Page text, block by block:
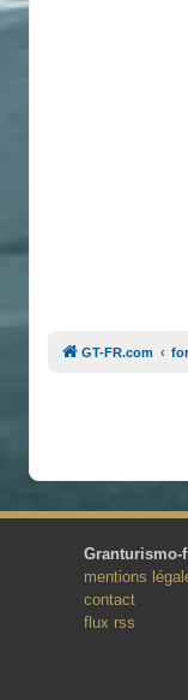
GT-FR.com
Granturismo-
mentions
contact
flux rss